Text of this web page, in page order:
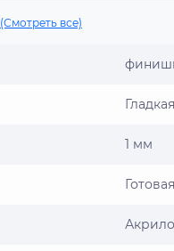
(Смотреть все)
Гладкая
1 мм